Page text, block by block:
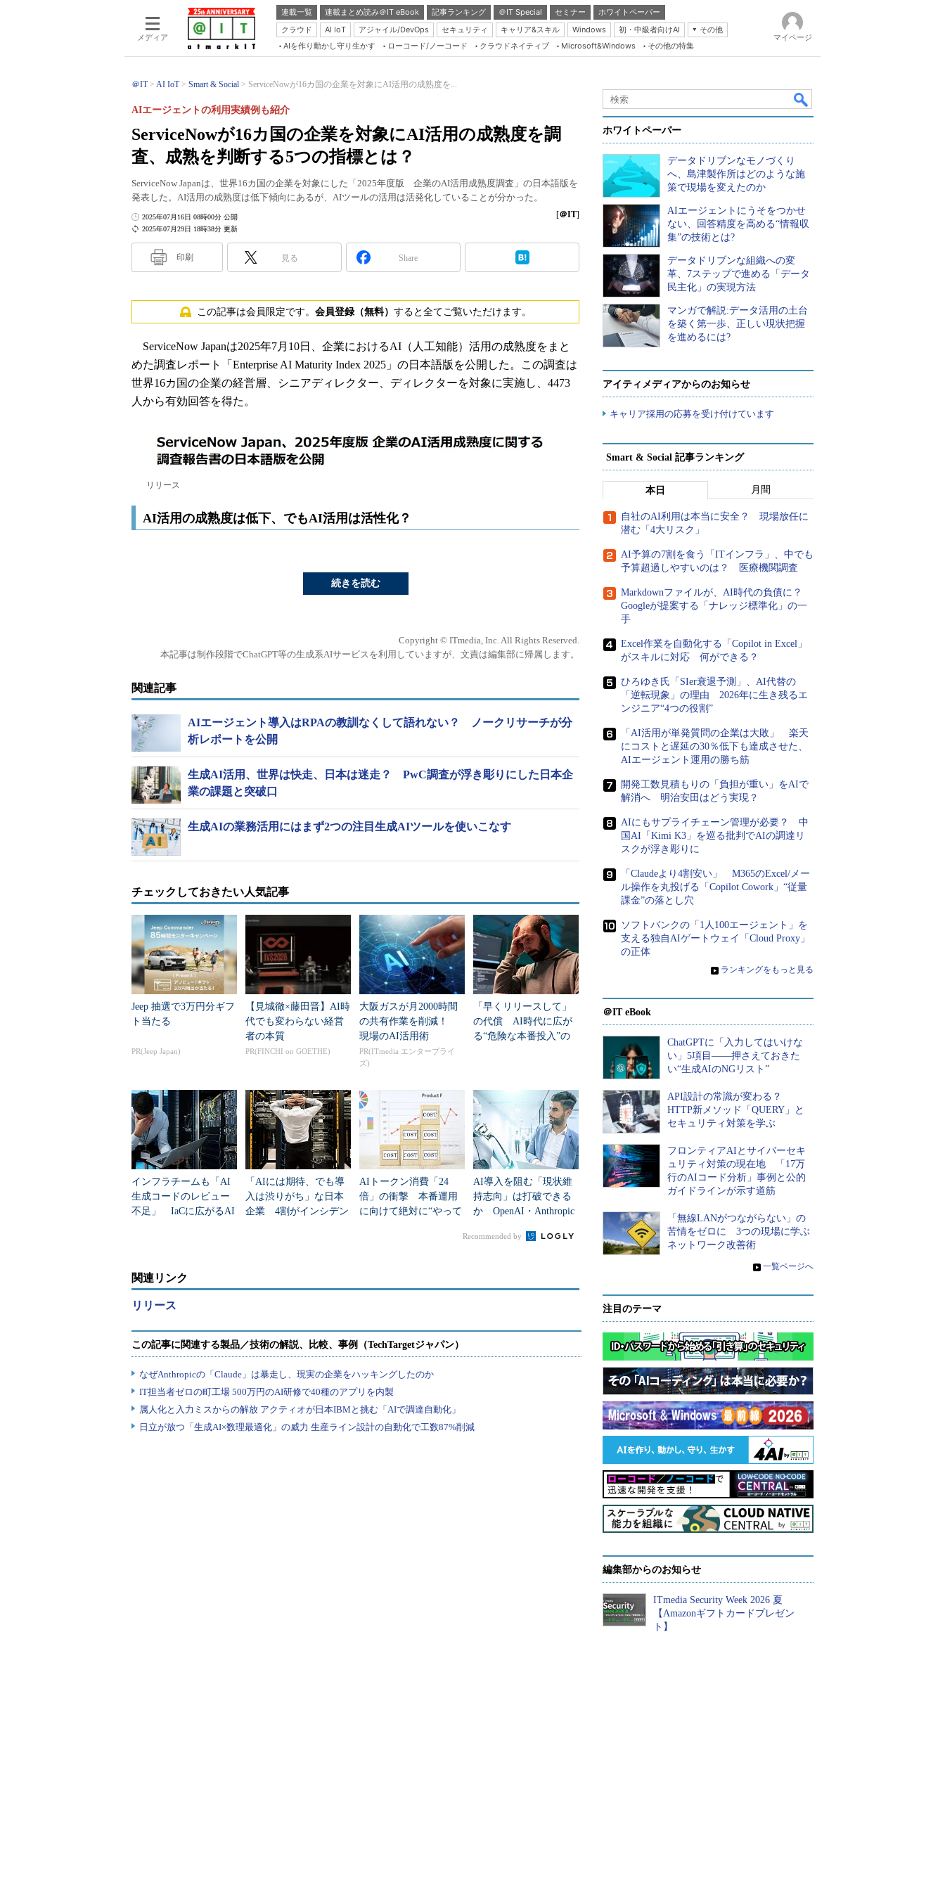
メディア
連載一覧 連載まとめ読み＠IT eBook 記事ランキング ＠IT Special セミナー
ホワイトペーパー
クラウド
AI IoT アジャイル/DevOps セキュリティ キャリア&スキル Windows 初・中級者向けAI
その他
Server & Storage
Java Agile
Database Expert
Linux ＆ OSS
Master of IP Network
ブログ
AIを作り動かし守り生かす ローコード/ノーコード クラウドネイティブ Microsoft&Windows その他の特集
マイページ
＠IT AI IoT Smart & Social ServiceNowが16カ国の企業を対象にAI活用の成熟度を...
ServiceNowが16カ国の企業を対象にAI活用の成熟度を調
査、成熟を判断する5つの指標とは？
AIエージェントの利用実績例も紹介
ServiceNow Japanは、世界16カ国の企業を対象にした「2025年度版 企業のAI活用成熟度調査」の日本語版を
発表した。AI活用の成熟度は低下傾向にあるが、AIツールの活用は活発化していることが分かった。
2025年07月29日 18時38分 更新
2025年07月16日 08時00分 公開 [＠IT]
印刷 見る Share
この記事は会員限定です。 会員登録（無料） すると全てご覧いただけます。
ServiceNow Japanは2025年7月10日、企業におけるAI（人工知能）活用の成熟度をまと
めた調査レポート「Enterprise AI Maturity Index 2025」の日本語版を公開した。この調査は
世界16カ国の企業の経営層、シニアディレクター、ディレクターを対象に実施し、4473
人から有効回答を得た。
リリース
AI活用の成熟度は低下、でもAI活用は活性化？
続きを読む
Copyright © ITmedia, Inc. All Rights Reserved.
本記事は制作段階でChatGPT等の生成系AIサービスを利用していますが、文責は編集部に帰属します。
関連記事
AIエージェント導入はRPAの教訓なくして語れない？ ノークリサーチが分
析レポートを公開
生成AI活用、世界は快走、日本は迷走？ PwC調査が浮き彫りにした日本企
業の課題と突破口
生成AIの業務活用にはまず2つの注目生成AIツールを使いこなす
チェックしておきたい人気記事
Jeep 抽選で3万円分ギフ
ト当たる
PR(Jeep Japan)
【見城徹×藤田晋】AI時
代でも変わらない経営
者の本質
PR(FINCHI on GOETHE)
大阪ガスが月2000時間
の共有作業を削減！
現場のAI活用術
PR(ITmedia エンタープライ
ズ)
「早くリリースして」
の代償 AI時代に広が
る“危険な本番投入”の
インフラチームも「AI
生成コードのレビュー
不足」 IaCに広がるAI
「AIには期待、でも導
入は渋りがち」な日本
企業 4割がインシデン
AIトークン消費「24
倍」の衝撃 本番運用
に向けて絶対に“やって
AI導入を阻む「現状維
持志向」は打破できる
か OpenAI・Anthropic
与える影響
Recommended by
関連リンク
リリース
ホワイトペーパー
データドリブンなモノづくり
へ、島津製作所はどのような施
策で現場を変えたのか
AIエージェントにうそをつかせ
ない、回答精度を高める“情報収
集”の技術とは?
データドリブンな組織への変
革、7ステップで進める「データ
民主化」の実現方法
マンガで解説:データ活用の土台
を築く第一歩、正しい現状把握
を進めるには?
アイティメディアからのお知らせ
キャリア採用の応募を受け付けています
Smart & Social 記事ランキング
本日 月間
自社のAI利用は本当に安全？ 現場放任に
潜む「4大リスク」
AI予算の7割を食う「ITインフラ」、中でも
予算超過しやすいのは？ 医療機関調査
Markdownファイルが、AI時代の負債に？
Googleが提案する「ナレッジ標準化」の一
手
Excel作業を自動化する「Copilot in Excel」
がスキルに対応 何ができる？
ひろゆき氏「SIer衰退予測」、AI代替の
「逆転現象」の理由 2026年に生き残るエ
ンジニア“4つの役割”
「AI活用が単発質問の企業は大敗」 楽天
にコストと遅延の30％低下も達成させた、
AIエージェント運用の勝ち筋
開発工数見積もりの「負担が重い」をAIで
解消へ 明治安田はどう実現？
AIにもサプライチェーン管理が必要？ 中
国AI「Kimi K3」を巡る批判でAIの調達リ
スクが浮き彫りに
「Claudeより4割安い」 M365のExcel/メー
ル操作を丸投げる「Copilot Cowork」“従量
課金”の落とし穴
ソフトバンクの「1人100エージェント」を
支える独自AIゲートウェイ「Cloud Proxy」
の正体
» ランキングをもっと見る
＠IT eBook
ChatGPTに「入力してはいけな
い」5項目――押さえておきた
い“生成AIのNGリスト”
API設計の常識が変わる？
HTTP新メソッド「QUERY」と
セキュリティ対策を学ぶ
フロンティアAIとサイバーセキ
ュリティ対策の現在地 「17万
行のAIコード分析」事例と公的
ガイドラインが示す道筋
「無線LANがつながらない」の
苦情をゼロに 3つの現場に学ぶ
ネットワーク改善術
» 一覧ページへ
注目のテーマ
編集部からのお知らせ
ITmedia Security Week 2026 夏
【Amazonギフトカードプレゼン
ト】